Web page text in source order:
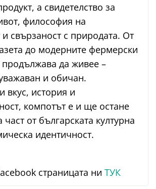
а свидетелство за
философия на
свързаност с природата. От
до модерните фермерски
продължава да живее –
и обичан.
вкус, история и
компотът е и ще остане
от българската културна
идентичност.
страницата ни ТУК